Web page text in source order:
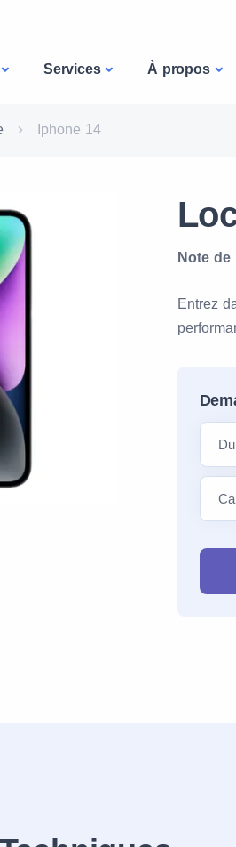
Services À propos
Iphone 14
Note
Entrez